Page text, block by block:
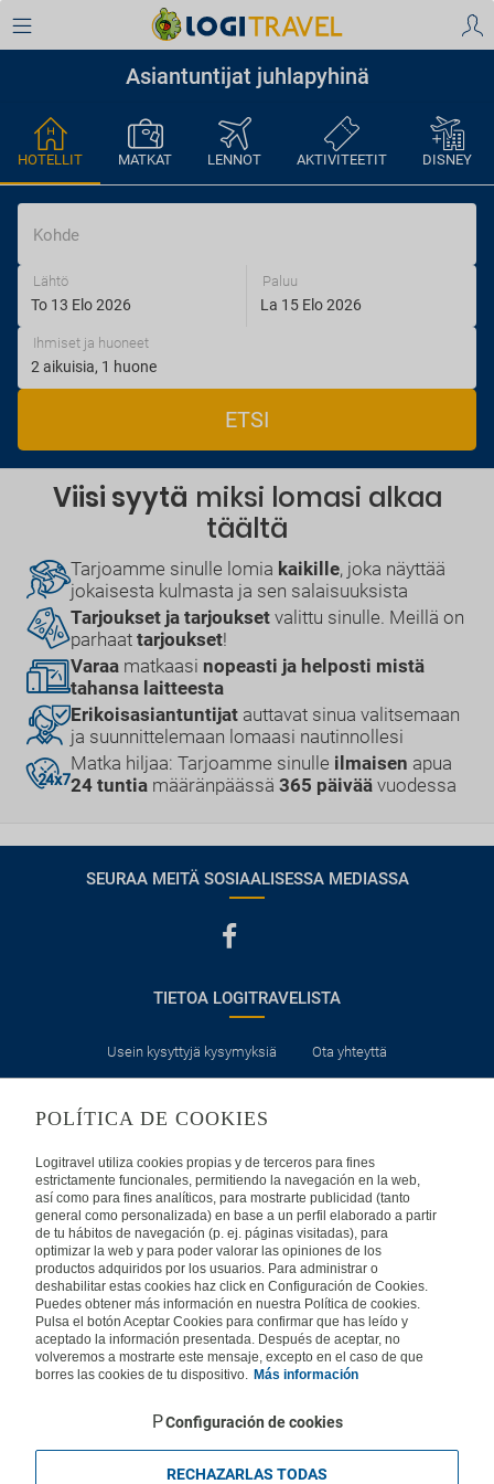
Asiantuntijat juhlapyhinä
HOTELLIT MATKAT LENNOT AKTIVITEETIT DISNEY
Kohde
Lähtö Paluu
Ihmiset ja huoneet
ETSI
Viisi syytä miksi lomasi alkaa
täältä
Tarjoamme sinulle lomia kaikille, joka näyttää
jokaisesta kulmasta ja sen salaisuuksista
Tarjoukset ja tarjoukset valittu sinulle. Meillä on
parhaat tarjoukset!
Varaa matkaasi nopeasti ja helposti mistä
tahansa laitteesta
Erikoisasiantuntijat auttavat sinua valitsemaan
ja suunnittelemaan lomaasi nautinnollesi
Matka hiljaa: Tarjoamme sinulle ilmaisen apua
24 tuntia määränpäässä 365 päivää vuodessa
SEURAA MEITÄ SOSIAALISESSA MEDIASSA
TIETOA LOGITRAVELISTA
Usein kysyttyjä kysymyksiä Ota yhteyttä
KÄYTTÖEHDOT
Oikeudellinen huomautus Yleiset valmismatkaehdot
Evästekäytäntömme
MUISSA MAISSA
Espanja Portugali Italia
Saksa Brasilia
Mexico
POLÍTICA DE COOKIES
Logitravel utiliza cookies propias y de terceros para fines
estrictamente funcionales, permitiendo la navegación en la web,
así como para fines analíticos, para mostrarte publicidad (tanto
general como personalizada) en base a un perfil elaborado a partir
de tu hábitos de navegación (p. ej. páginas visitadas), para
optimizar la web y para poder valorar las opiniones de los
productos adquiridos por los usuarios. Para administrar o
deshabilitar estas cookies haz click en Configuración de Cookies.
Puedes obtener más información en nuestra Política de cookies.
Pulsa el botón Aceptar Cookies para confirmar que has leído y
aceptado la información presentada. Después de aceptar, no
volveremos a mostrarte este mensaje, excepto en el caso de que
borres las cookies de tu dispositivo. Más información
Configuración de cookies
RECHAZARLAS TODAS